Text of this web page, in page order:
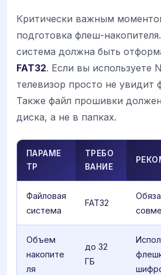
Критически важным
подготовка флеш-
система должна быть
FAT32. Если вы используете
телевизор просто не увидит
Также файл прошивки
диска, а не в папках.
ПАРАМЕ
ТР
ТРЕБО
ВАНИЕ
Файловая
система
FAT32
Объем
накопите
ля
до 32
ГБ